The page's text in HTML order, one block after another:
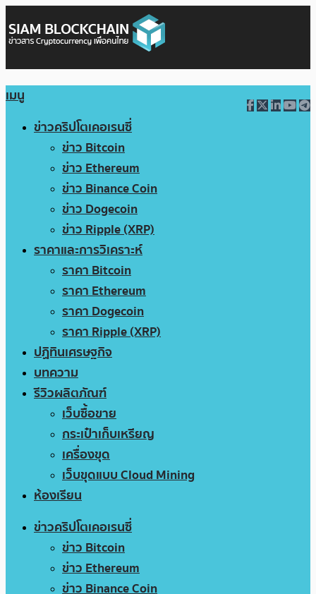
เมนู
ข่าวคริปโตเคอเรนซี่
ข่าว Bitcoin
ข่าว Ethereum
ข่าว Binance Coin
ข่าว Dogecoin
ข่าว Ripple (XRP)
ราคาและการวิเคราะห์
ราคา Bitcoin
ราคา Ethereum
ราคา Dogecoin
ราคา Ripple (XRP)
ปฏิทินเศรษฐกิจ
บทความ
รีวิวผลิตภัณฑ์
เว็บซื้อขาย
กระเป๋าเก็บเหรียญ
เครื่องขุด
เว็บขุดแบบ Cloud Mining
ห้องเรียน
ข่าวคริปโตเคอเรนซี่
ข่าว Bitcoin
ข่าว Ethereum
ข่าว Binance Coin